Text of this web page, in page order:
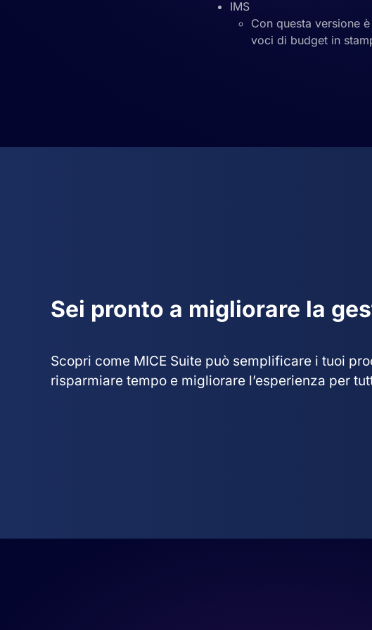
IMS
Con questa versione
voci di budget in
Sei pronto a migliorare la
Scopri come MICE Suite può semplificare i tuoi
risparmiare tempo e migliorare l’esperienza per